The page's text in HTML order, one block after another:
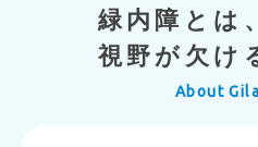
緑内障とは
視野が欠け
About